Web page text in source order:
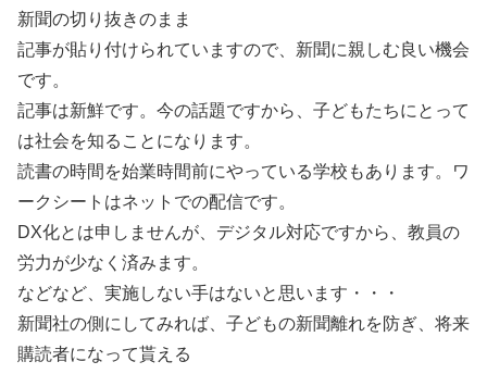
新聞の切り抜きのまま
記事が貼り付けられていますので、新聞に親しむ良い機会
です。
記事は新鮮です。今の話題ですから、子どもたちにとって
は社会を知ることになります。
読書の時間を始業時間前にやっている学校もあります。ワ
ークシートはネットでの配信です。
DX化とは申しませんが、デジタル対応ですから、教員の
労力が少なく済みます。
などなど、実施しない手はないと思います・・・
新聞社の側にしてみれば、子どもの新聞離れを防ぎ、将来
購読者になって貰える